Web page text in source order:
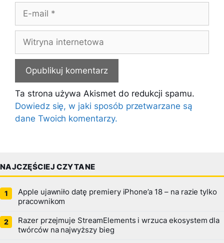
mail
internetowa
Ta strona używa Akismet do redukcji spamu.
Dowiedz się, w jaki sposób przetwarzane są
dane Twoich komentarzy.
NAJCZĘŚCIEJ CZYTANE
Apple ujawniło datę premiery iPhone’a 18 – na razie tylko
pracownikom
Razer przejmuje StreamElements i wrzuca ekosystem dla
twórców na najwyższy bieg